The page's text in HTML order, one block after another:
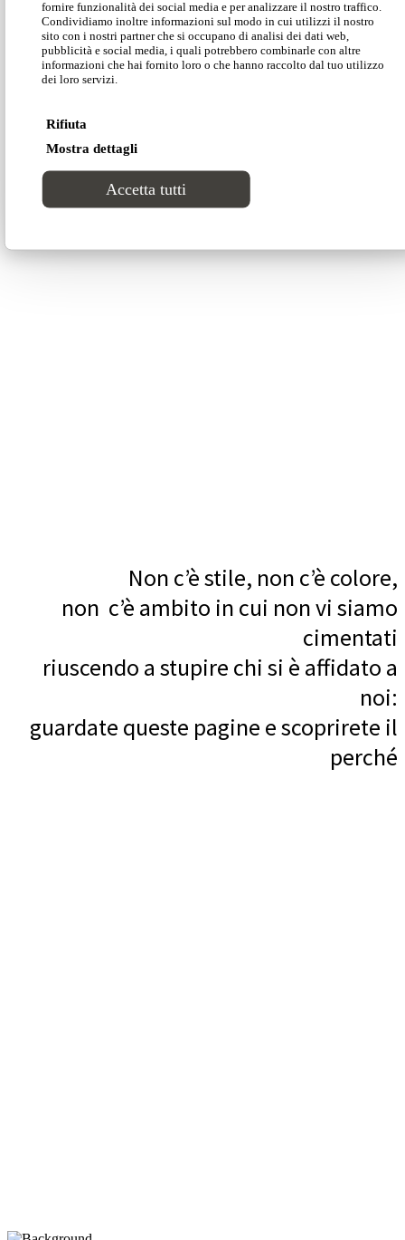
fornire funzionalità dei social media e per analizzare il nostro traffico.
Condividiamo inoltre informazioni sul modo in cui utilizzi il nostro
sito con i nostri partner che si occupano di analisi dei dati web,
pubblicità e social media, i quali potrebbero combinarle con altre
informazioni che hai fornito loro o che hanno raccolto dal tuo utilizzo
dei loro servizi.
Rifiuta
Mostra dettagli
Accetta tutti
Sfoglia tutti i progetti
Non c’è stile, non c’è colore,
non c’è ambito in cui non vi siamo
cimentati
riuscendo a stupire chi si è affidato a
noi:
guardate queste pagine e scoprirete il
perché